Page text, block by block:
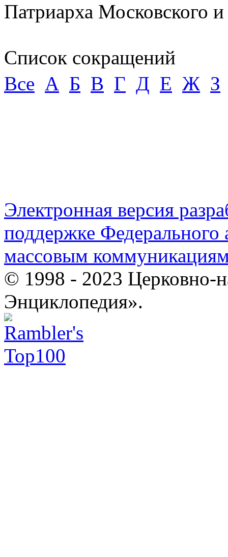
Патриарха Московского
Список сокращений
Все А Б В Г Д Е Ж З
Электронная версия
поддержке Федерального
массовым
© 1998 - 2023 Церковно-
Энциклопедия».